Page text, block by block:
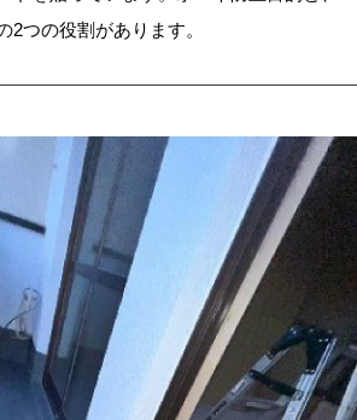
2つの役割があります。